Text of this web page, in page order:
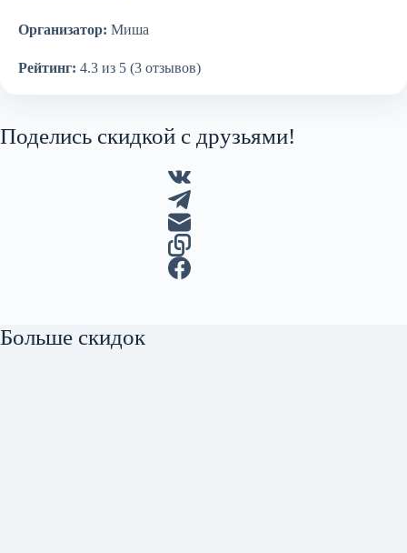
Организатор: Миша
Рейтинг: 4.3 из 5 (3 отзывов)
Поделись скидкой с друзьями!
Больше скидок